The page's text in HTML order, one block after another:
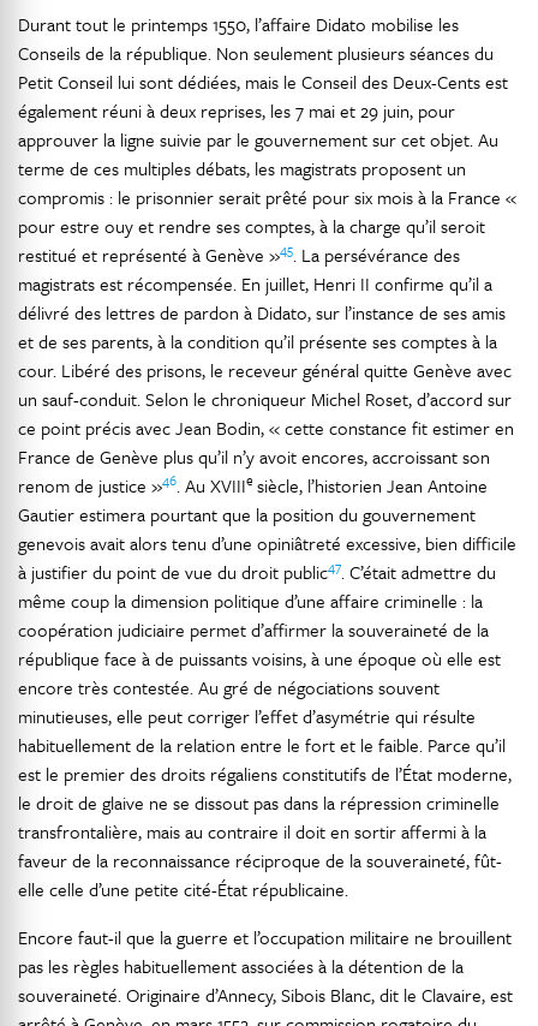
Durant tout le printemps 1550, l’affaire Didato mobilise les
Conseils de la république. Non seulement plusieurs séances du
Petit Conseil lui sont dédiées, mais le Conseil des Deux-Cents est
également réuni à deux reprises, les 7 mai et 29 juin, pour
approuver la ligne suivie par le gouvernement sur cet objet. Au
terme de ces multiples débats, les magistrats proposent un
compromis : le prisonnier serait prêté pour six mois à la France «
pour estre ouy et rendre ses comptes, à la charge qu’il seroit
restitué et représenté à Genève »45. La persévérance des
magistrats est récompensée. En juillet, Henri II confirme qu’il a
délivré des lettres de pardon à Didato, sur l’instance de ses amis
et de ses parents, à la condition qu’il présente ses comptes à la
cour. Libéré des prisons, le receveur général quitte Genève avec
un sauf-conduit. Selon le chroniqueur Michel Roset, d’accord sur
ce point précis avec Jean Bodin, « cette constance fit estimer en
France de Genève plus qu’il n’y avoit encores, accroissant son
renom de justice »46. Au XVIIIe siècle, l’historien Jean Antoine
Gautier estimera pourtant que la position du gouvernement
genevois avait alors tenu d’une opiniâtreté excessive, bien difficile
à justifier du point de vue du droit public47. C’était admettre du
même coup la dimension politique d’une affaire criminelle : la
coopération judiciaire permet d’affirmer la souveraineté de la
république face à de puissants voisins, à une époque où elle est
encore très contestée. Au gré de négociations souvent
minutieuses, elle peut corriger l’effet d’asymétrie qui résulte
habituellement de la relation entre le fort et le faible. Parce qu’il
est le premier des droits régaliens constitutifs de l’État moderne,
le droit de glaive ne se dissout pas dans la répression criminelle
transfrontalière, mais au contraire il doit en sortir affermi à la
faveur de la reconnaissance réciproque de la souveraineté, fût-
elle celle d’une petite cité-État républicaine.
Encore faut-il que la guerre et l’occupation militaire ne brouillent
pas les règles habituellement associées à la détention de la
souveraineté. Originaire d’Annecy, Sibois Blanc, dit le Clavaire, est